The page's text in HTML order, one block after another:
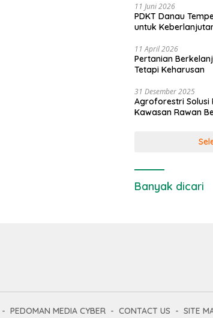
11 Juni 2026
PDKT Danau
untuk
11 April 2026
Pertanian
Tetapi Keharusan
31 Desember 2025
Agroforestri Solusi
Kawasan Rawan
Banyak dicari
PEDOMAN MEDIA CYBER CONTACT US SITE